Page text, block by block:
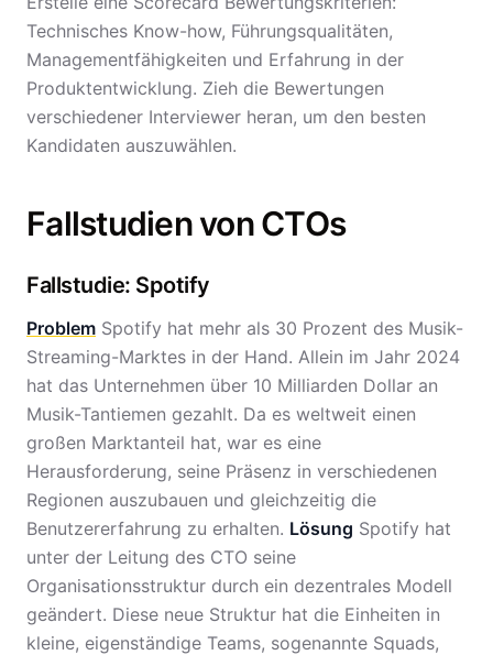
Technisches Know-how, Führungsqualitäten,
Managementfähigkeiten und Erfahrung in der
Produktentwicklung. Zieh die Bewertungen
verschiedener Interviewer heran, um den besten
Kandidaten auszuwählen.
Fallstudien von CTOs
Fallstudie: Spotify
Problem Spotify hat mehr als 30 Prozent des Musik-
Streaming-Marktes in der Hand. Allein im Jahr 2024
hat das Unternehmen über 10 Milliarden Dollar an
Musik-Tantiemen gezahlt. Da es weltweit einen
großen Marktanteil hat, war es eine
Herausforderung, seine Präsenz in verschiedenen
Regionen auszubauen und gleichzeitig die
Benutzererfahrung zu erhalten. Lösung Spotify hat
unter der Leitung des CTO seine
Organisationsstruktur durch ein dezentrales Modell
geändert. Diese neue Struktur hat die Einheiten in
kleine, eigenständige Teams, sogenannte Squads,